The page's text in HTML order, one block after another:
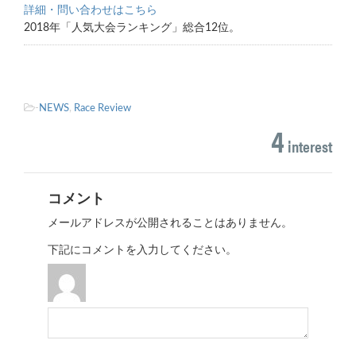
詳細・問い合わせはこちら
2018年「人気大会ランキング」総合12位。
- NEWS, Race Review
4 interest
コメント
メールアドレスが公開されることはありません。
下記にコメントを入力してください。